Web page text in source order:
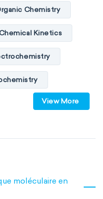
Chemistry
Kinetics
chemistryView More
moléculaire en